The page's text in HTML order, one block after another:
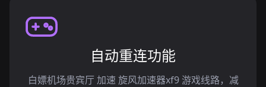
自动重连功能
白嫖机场贵宾厅 加速 旋风加速器xf9 游戏线路，减